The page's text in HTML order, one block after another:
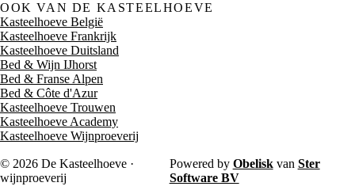
OOK VAN DE KASTEELHOEVE
Kasteelhoeve België
Kasteelhoeve Frankrijk
Kasteelhoeve Duitsland
Bed & Wijn IJhorst
Bed & Franse Alpen
Bed & Côte d'Azur
Kasteelhoeve Trouwen
Kasteelhoeve Academy
Kasteelhoeve Wijnproeverij
© 2026 De Kasteelhoeve ·
wijnproeverij
Powered by Obelisk van Ster
Software BV